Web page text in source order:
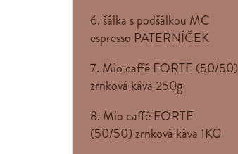
6. šálka s podšálkou MC
espresso PATERNÍČEK
7. Mio caffé FORTE (50/50)
zrnková káva 250g
8. Mio caffé FORTE
(50/50) zrnková káva 1KG